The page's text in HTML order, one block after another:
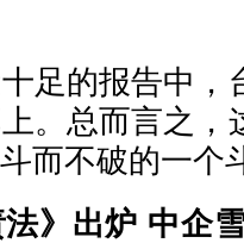
足的报告中，
。总而言之，
而不破的一个
》出炉 中企